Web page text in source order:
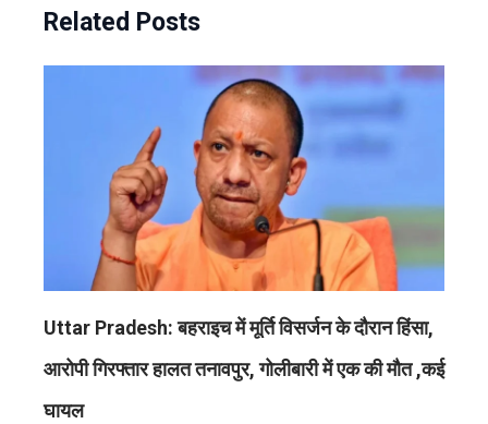
Related Posts
Uttar Pradesh: बहराइच में मूर्ति विसर्जन के दौरान हिंसा,
आरोपी गिरफ्तार हालत तनावपुर, गोलीबारी में एक की मौत ,कई
घायल